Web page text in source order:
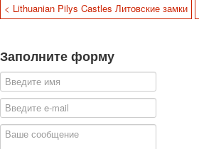
< Lithuanian Pilys Castles Литовские замки
Заполните форму